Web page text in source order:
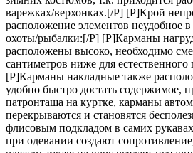
варежках/верхонках.[/P] [P]Крой
расположение элементов неудобное
охоты/рыбалки:[/P] [P]Карманы
расположены высоко, необходимо
сантиметров ниже для
[P]Карманы накладные также
удобно быстро достать содержимое,
патронташа на куртке, карманы
перекрываются и становятся
флисовым подкладом в самих
при одевании создают